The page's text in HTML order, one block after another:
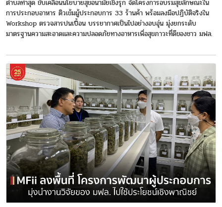
ตำบลท่าสุด ขับเคลื่อนนโยบายสุขอนามัยเชิงรุก จัดโครงการอบรมสุขลักษณะใน
การประกอบอาหาร ติวเข้มผู้ประกอบการ 33 ร้านค้า พร้อมลงมือปฏิบัติจริงใน
Workshop ตรวจสารปนเปื้อน บรรยากาศเป็นไปอย่างอบอุ่น มุ่งยกระดับ
มาตรฐานความสะอาดและความปลอดภัยทางอาหารเพื่อสุขภาวะที่ดีของชาว มฟล.